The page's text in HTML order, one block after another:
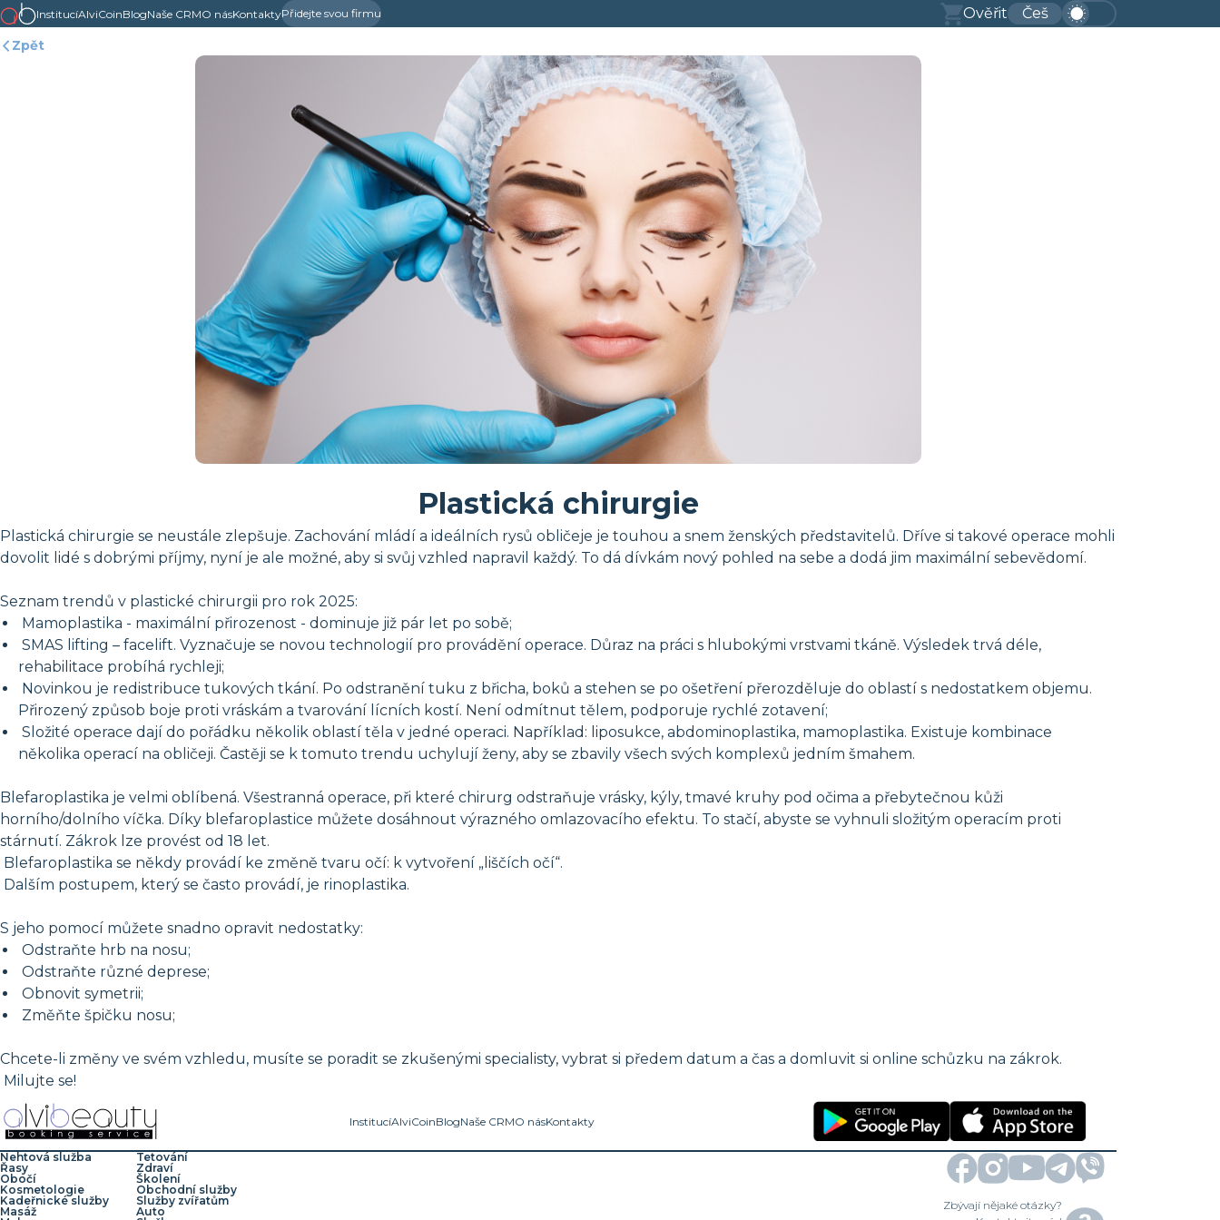
InstitucíAlviCoinBlogNaše CRMO násKontaktyPřidejte svou firmu Ověřit Češ
Zpět
Plastická chirurgie
Plastická chirurgie se neustále zlepšuje. Zachování mládí a ideálních rysů obličeje je touhou a snem ženských představitelů. Dříve si takové operace mohli
dovolit lidé s dobrými příjmy, nyní je ale možné, aby si svůj vzhled napravil každý. To dá dívkám nový pohled na sebe a dodá jim maximální sebevědomí.
Seznam trendů v plastické chirurgii pro rok 2025:
Mamoplastika - maximální přirozenost - dominuje již pár let po sobě;
SMAS lifting – facelift. Vyznačuje se novou technologií pro provádění operace. Důraz na práci s hlubokými vrstvami tkáně. Výsledek trvá déle,
rehabilitace probíhá rychleji;
Novinkou je redistribuce tukových tkání. Po odstranění tuku z břicha, boků a stehen se po ošetření přerozděluje do oblastí s nedostatkem objemu.
Přirozený způsob boje proti vráskám a tvarování lícních kostí. Není odmítnut tělem, podporuje rychlé zotavení;
Složité operace dají do pořádku několik oblastí těla v jedné operaci. Například: liposukce, abdominoplastika, mamoplastika. Existuje kombinace
několika operací na obličeji. Častěji se k tomuto trendu uchylují ženy, aby se zbavily všech svých komplexů jedním šmahem.
Blefaroplastika je velmi oblíbená. Všestranná operace, při které chirurg odstraňuje vrásky, kýly, tmavé kruhy pod očima a přebytečnou kůži
horního/dolního víčka. Díky blefaroplastice můžete dosáhnout výrazného omlazovacího efektu. To stačí, abyste se vyhnuli složitým operacím proti
stárnutí. Zákrok lze provést od 18 let.
Blefaroplastika se někdy provádí ke změně tvaru očí: k vytvoření „liščích očí“.
Dalším postupem, který se často provádí, je rinoplastika.
S jeho pomocí můžete snadno opravit nedostatky:
Odstraňte hrb na nosu;
Odstraňte různé deprese;
Obnovit symetrii;
Změňte špičku nosu;
Chcete-li změny ve svém vzhledu, musíte se poradit se zkušenými specialisty, vybrat si předem datum a čas a domluvit si online schůzku na zákrok.
Milujte se!
InstitucíAlviCoinBlogNaše CRMO násKontakty
Nehtová služba
Řasy
Obočí
Kosmetologie
Kadeřnické služby
Masáž
Tetování
Zdraví
Školení
Obchodní služby
Služby zvířatům
Auto
Zbývají nějaké otázky?